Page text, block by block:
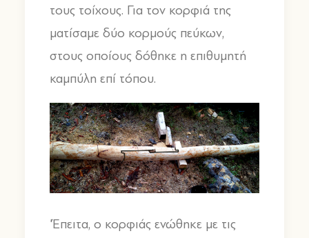
τους τοίχους. Για τον κορφιά της
ματίσαμε δύο κορμούς πεύκων,
στους οποίους δόθηκε η επιθυμητή
καμπύλη επί τόπου.
'Έπειτα, ο κορφιάς ενώθηκε με τις